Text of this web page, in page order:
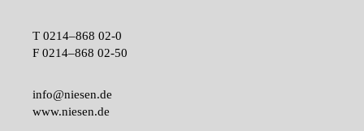
T 0214–868 02-0
F 0214–868 02-50
info@niesen.de
www.niesen.de